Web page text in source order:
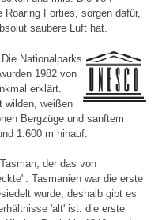
Forties, sorgen dafür,
saubere Luft hat.
Nationalparks
1982 von
erklärt.
wilden, weißen
Bergzüge und sanftem
1.600 m hinauf.
der das von
Tasmanien war die erste
wurde, deshalb gibt es
'alt' ist: die erste